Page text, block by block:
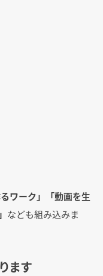
ワーク」「動画を生
なども組み込みま
ます